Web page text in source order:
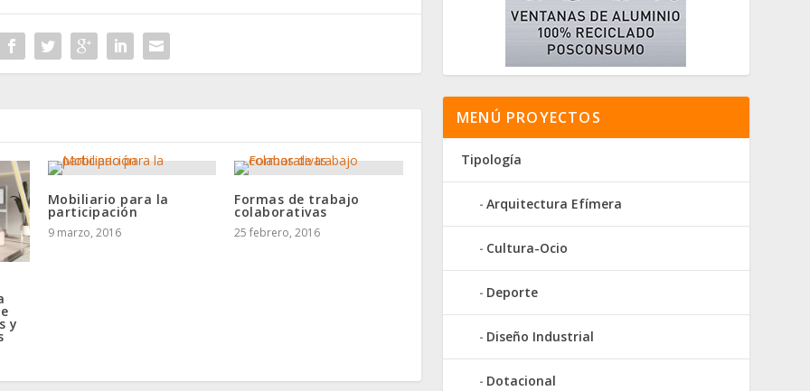
y
Mobiliario para la
participación
9 marzo, 2016
Formas de trabajo
colaborativas
25 febrero, 2016
MENÚ PROYECTOS
Tipología
Arquitectura Efímera
Cultura-Ocio
Deporte
Diseño Industrial
Dotacional